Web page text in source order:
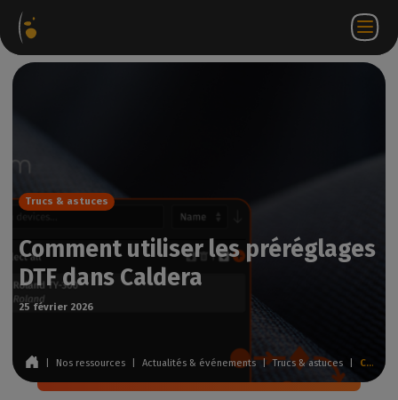
FR
Trucs & astuces
Comment utiliser les préréglages
DTF dans Caldera
25 février 2026
Nos ressources Actualités & événements | Trucs & astuces Comment utiliser les préréglages DTF dans Caldera